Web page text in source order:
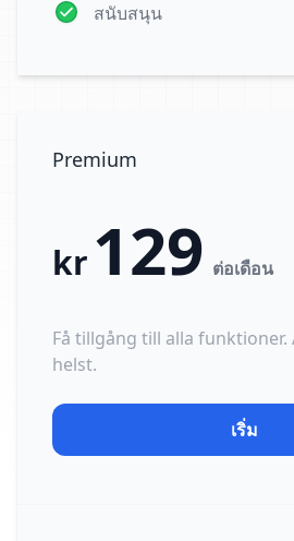
สนับสนุน
Premium
kr129 ต่อเดือน
Få tillgång till alla
helst.
เริ่ม